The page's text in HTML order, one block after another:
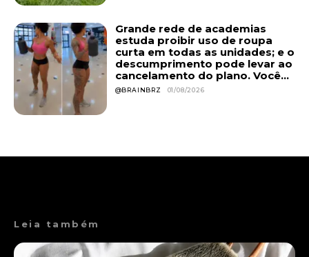
Grande rede de academias
estuda proibir uso de roupa
curta em todas as unidades; e o
descumprimento pode levar ao
cancelamento do plano. Você...
@BRAINBRZ 01/08/2026
Leia também